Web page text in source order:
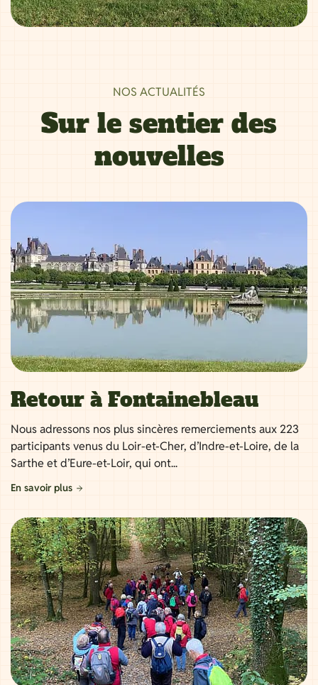
NOS ACTUALITÉS
Sur le sentier des
nouvelles
Retour à Fontainebleau
Nous adressons nos plus sincères remerciements aux 223
participants venus du Loir-et-Cher, d’Indre-et-Loire, de la
Sarthe et d’Eure-et-Loir, qui ont...
En savoir plus